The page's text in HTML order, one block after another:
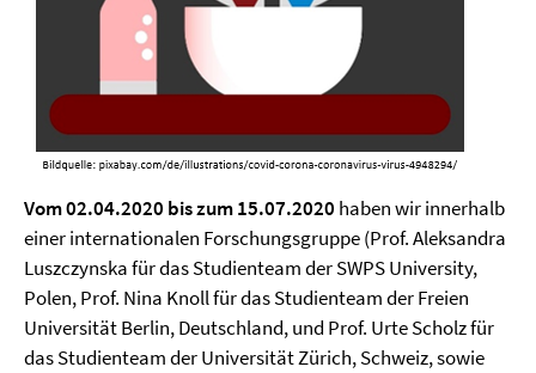
Vom 02.04.2020 bis zum 15.07.2020 haben wir innerhalb
einer internationalen Forschungsgruppe(Prof. Aleksandra
Luszczynska für das Studienteam der SWPS University,
Polen, Prof. Nina Knoll für das Studienteam der Freien
Universität Berlin, Deutschland, und Prof. Urte Scholz für
das Studienteam der Universität Zürich, Schweiz, sowie